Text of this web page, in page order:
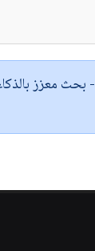
- بحث معزز